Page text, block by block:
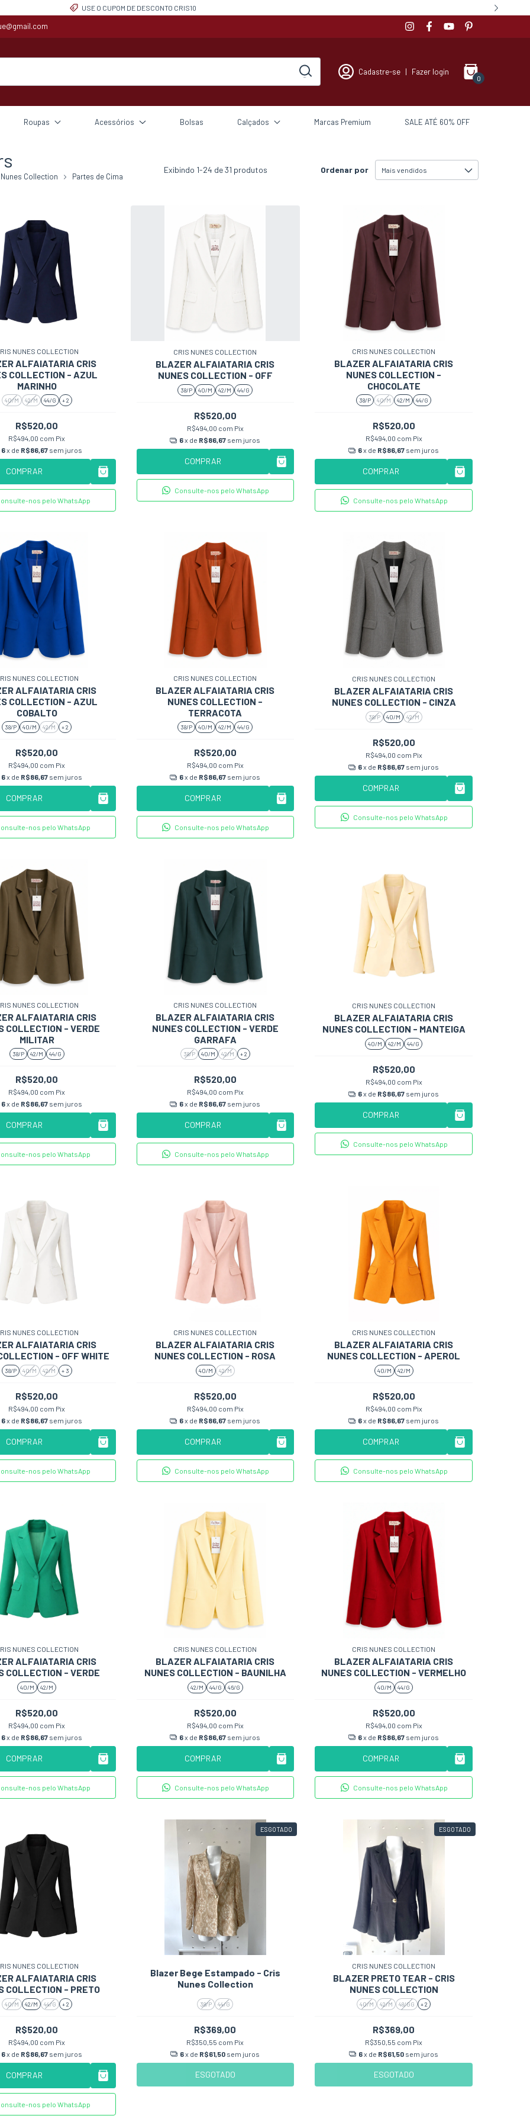
10% OFF NA PRIMEIRA COMPRA
Cadastre-se | Fazer login
0
Roupas Acessórios Bolsas Calçados Marcas Premium SALE ATÉ 60% OFF
Collection Partes de Cima
Exibindo 1-24 de 31 produtos Ordenar por
NUNES COLLECTION
ALFAIATARIA CRIS
COLLECTION - AZUL
MARINHO
40/M 42/M 44/G + 2
R$520,00
R$494,00 com Pix
6x de R$86,67 sem juros
COMPRAR
nos pelo WhatsApp
CRIS NUNES COLLECTION
BLAZER ALFAIATARIA CRIS
NUNES COLLECTION - OFF
38/P 40/M 42/M 44/G
R$520,00
R$494,00 com Pix
6x de R$86,67 sem juros
COMPRAR
Consulte-nos pelo WhatsApp
CRIS NUNES COLLECTION
BLAZER ALFAIATARIA CRIS
NUNES COLLECTION -
CHOCOLATE
38/P 40/M 42/M 44/G
R$520,00
R$494,00 com Pix
6x de R$86,67 sem juros
COMPRAR
Consulte-nos pelo WhatsApp
NUNES COLLECTION
ALFAIATARIA CRIS
COLLECTION - AZUL
COBALTO
38/P 40/M 42/M + 2
R$520,00
R$494,00 com Pix
6x de R$86,67 sem juros
COMPRAR
nos pelo WhatsApp
CRIS NUNES COLLECTION
BLAZER ALFAIATARIA CRIS
NUNES COLLECTION -
TERRACOTA
38/P 40/M 42/M 44/G
R$520,00
R$494,00 com Pix
6x de R$86,67 sem juros
COMPRAR
Consulte-nos pelo WhatsApp
CRIS NUNES COLLECTION
BLAZER ALFAIATARIA CRIS
NUNES COLLECTION - CINZA
38/P 40/M 42/M
R$520,00
R$494,00 com Pix
6x de R$86,67 sem juros
COMPRAR
Consulte-nos pelo WhatsApp
NUNES COLLECTION
ALFAIATARIA CRIS
COLLECTION - VERDE
MILITAR
38/P 42/M 44/G
R$520,00
R$494,00 com Pix
6x de R$86,67 sem juros
COMPRAR
nos pelo WhatsApp
CRIS NUNES COLLECTION
BLAZER ALFAIATARIA CRIS
NUNES COLLECTION - VERDE
GARRAFA
38/P 40/M 42/M + 2
R$520,00
R$494,00 com Pix
6x de R$86,67 sem juros
COMPRAR
Consulte-nos pelo WhatsApp
CRIS NUNES COLLECTION
BLAZER ALFAIATARIA CRIS
NUNES COLLECTION - MANTEIGA
40/M 42/M 44/G
R$520,00
R$494,00 com Pix
6x de R$86,67 sem juros
COMPRAR
Consulte-nos pelo WhatsApp
NUNES COLLECTION
ALFAIATARIA CRIS
- OFF WHITE
38/P 40/M 42/M + 3
R$520,00
R$494,00 com Pix
6x de R$86,67 sem juros
COMPRAR
nos pelo WhatsApp
CRIS NUNES COLLECTION
BLAZER ALFAIATARIA CRIS
NUNES COLLECTION - ROSA
40/M 42/M
R$520,00
R$494,00 com Pix
6x de R$86,67 sem juros
COMPRAR
Consulte-nos pelo WhatsApp
CRIS NUNES COLLECTION
BLAZER ALFAIATARIA CRIS
NUNES COLLECTION - APEROL
40/M 42/M
R$520,00
R$494,00 com Pix
6x de R$86,67 sem juros
COMPRAR
Consulte-nos pelo WhatsApp
NUNES COLLECTION
ALFAIATARIA CRIS
COLLECTION - VERDE
40/M 42/M
R$520,00
R$494,00 com Pix
6x de R$86,67 sem juros
COMPRAR
nos pelo WhatsApp
CRIS NUNES COLLECTION
BLAZER ALFAIATARIA CRIS
NUNES COLLECTION - BAUNILHA
42/M 44/G 46/G
R$520,00
R$494,00 com Pix
6x de R$86,67 sem juros
COMPRAR
Consulte-nos pelo WhatsApp
CRIS NUNES COLLECTION
BLAZER ALFAIATARIA CRIS
NUNES COLLECTION - VERMELHO
40/M 44/G
R$520,00
R$494,00 com Pix
6x de R$86,67 sem juros
COMPRAR
Consulte-nos pelo WhatsApp
NUNES COLLECTION
ALFAIATARIA CRIS
COLLECTION - PRETO
40/M 42/M 44/G + 2
R$520,00
R$494,00 com Pix
6x de R$86,67 sem juros
COMPRAR
nos pelo WhatsApp
ESGOTADO
Blazer Bege Estampado - Cris
Nunes Collection
38/P 44/G
R$369,00
R$350,55 com Pix
6x de R$61,50 sem juros
ESGOTADO
ESGOTADO
CRIS NUNES COLLECTION
BLAZER PRETO TEAR - CRIS
NUNES COLLECTION
40/M 42/M 48/GG + 2
R$369,00
R$350,55 com Pix
6x de R$61,50 sem juros
ESGOTADO